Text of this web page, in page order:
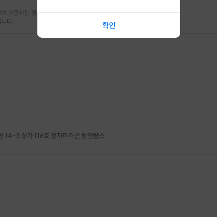
취소 시 프립 마감 시간 24시간 전에 안내를 드리며 참가비는 전액 환불
호스트가 직접 준비해 옵니다. 참여자는 몸만 와서 함께 감사일기를 쓰
이동하는 경우
다.
14-3 상가 116호 정자파라곤 탐앤탐스
확인